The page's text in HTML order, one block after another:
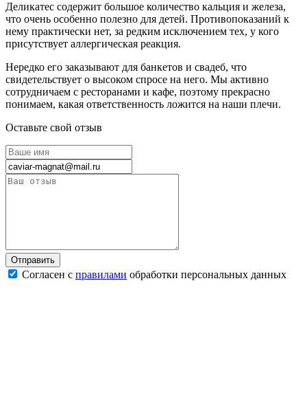
Деликатес содержит большое количество кальция и железа,
что очень особенно полезно для детей. Противопоказаний к
нему практически нет, за редким исключением тех, у кого
присутствует аллергическая реакция.
Нередко его заказывают для банкетов и свадеб, что
свидетельствует о высоком спросе на него. Мы активно
сотрудничаем с ресторанами и кафе, поэтому прекрасно
понимаем, какая ответственность ложится на наши плечи.
Оставьте свой отзыв
Согласен с правилами обработки персональных данных